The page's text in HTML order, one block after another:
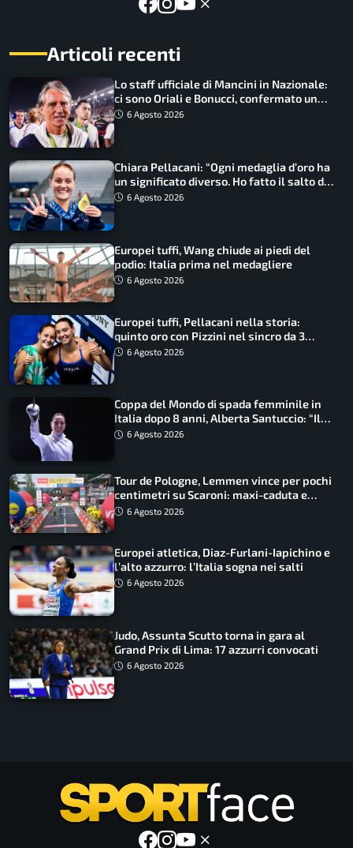
Articoli recenti
Lo staff ufficiale di Mancini in Nazionale:
ci sono Oriali e Bonucci, confermato un
ritorno
6 Agosto 2026
Chiara Pellacani: “Ogni medaglia d’oro ha
un significato diverso. Ho fatto il salto di
qualità”
6 Agosto 2026
Europei tuffi, Wang chiude ai piedi del
podio: Italia prima nel medagliere
6 Agosto 2026
Europei tuffi, Pellacani nella storia:
quinto oro con Pizzini nel sincro da 3
metri
6 Agosto 2026
Coppa del Mondo di spada femminile in
Italia dopo 8 anni, Alberta Santuccio: “Il
lavoro dà sempre i suoi frutti”
6 Agosto 2026
Tour de Pologne, Lemmen vince per pochi
centimetri su Scaroni: maxi-caduta e
tappa accorciata
6 Agosto 2026
Europei atletica, Diaz-Furlani-Iapichino e
l’alto azzurro: l’Italia sogna nei salti
6 Agosto 2026
Judo, Assunta Scutto torna in gara al
Grand Prix di Lima: 17 azzurri convocati
6 Agosto 2026